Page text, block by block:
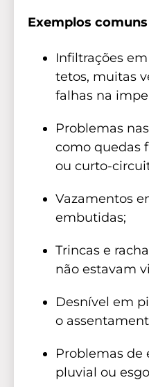
Exemplos
Infiltrações
tetos, muitas
falhas na
Problemas
como quedas
ou curto-
Vazamentos
embutidas;
Trincas e
não estavam
Desnível em
o
Problemas de
pluvial ou